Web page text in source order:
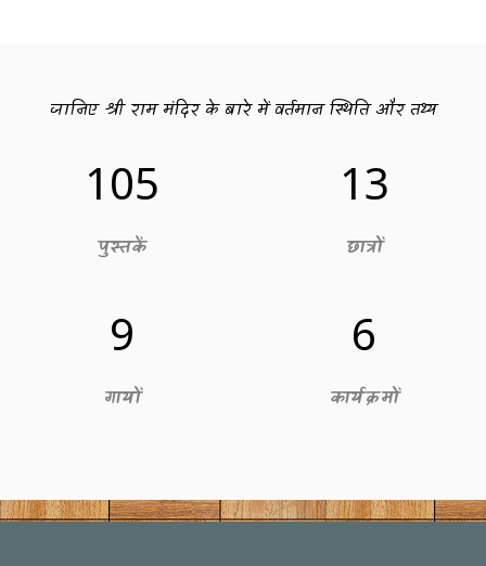
जानिए श्री राम मंदिर के बारे में वर्तमान स्थिति और तथ्य
118
पुस्तकें
14
छात्रों
10
गायों
7
कार्यक्रमों